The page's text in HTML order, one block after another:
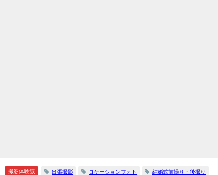
撮影体験談 出張撮影 ロケーションフォト 結婚式前撮り・後撮り